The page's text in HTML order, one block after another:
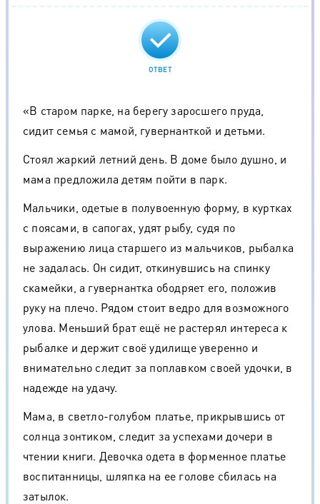
ОТВЕТ
«В старом парке, на берегу заросшего пруда,
сидит семья с мамой, гувернанткой и детьми.
Стоял жаркий летний день. В доме было душно, и
мама предложила детям пойти в парк.
Мальчики, одетые в полувоенную форму, в куртках
с поясами, в сапогах, удят рыбу, судя по
выражению лица старшего из мальчиков, рыбалка
не задалась. Он сидит, откинувшись на спинку
скамейки, а гувернантка ободряет его, положив
руку на плечо. Рядом стоит ведро для возможного
улова. Меньший брат ещё не растерял интереса к
рыбалке и держит своё удилище уверенно и
внимательно следит за поплавком своей удочки, в
надежде на удачу.
Мама, в светло-голубом платье, прикрывшись от
солнца зонтиком, следит за успехами дочери в
чтении книги. Девочка одета в форменное платье
воспитанницы, шляпка на ее голове сбилась на
затылок.